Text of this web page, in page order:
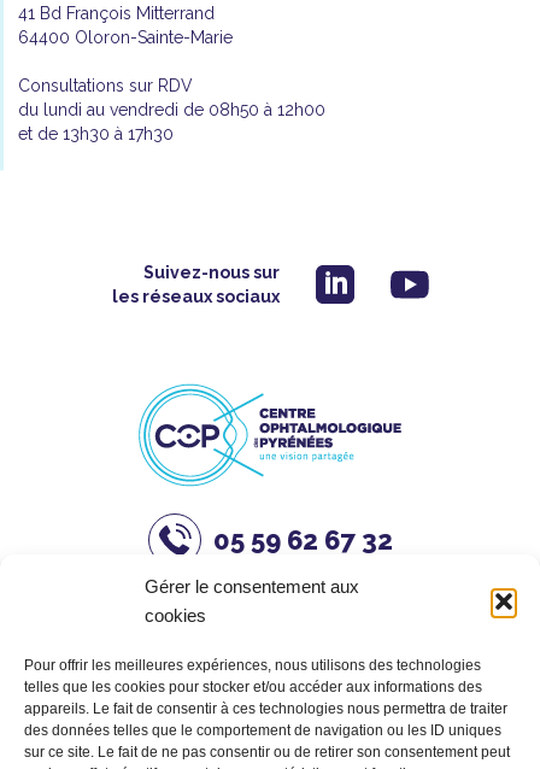
Gérer le consentement aux
cookies
Pour offrir les meilleures expériences, nous utilisons des technologies
telles que les cookies pour stocker et/ou accéder aux informations des
appareils. Le fait de consentir à ces technologies nous permettra de traiter
des données telles que le comportement de navigation ou les ID uniques
sur ce site. Le fait de ne pas consentir ou de retirer son consentement peut
41 Bd François Mitterrand
64400 Oloron-Sainte-Marie
Consultations sur RDV
du lundi au vendredi de 08h50 à 12h00
et de 13h30 à 17h30
Suivez-nous sur
les réseaux sociaux
05 59 62 67 32
RDV DOCTOLIB